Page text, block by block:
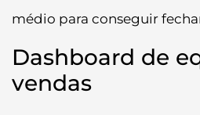
médio para conseguir
Dashboard de
vendas